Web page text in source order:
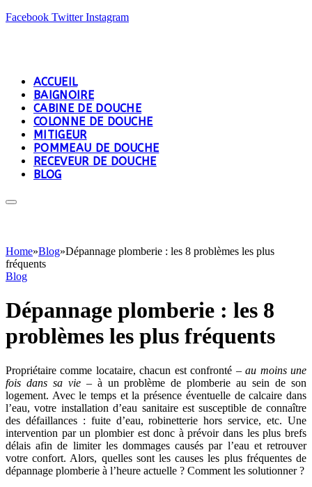
Facebook Twitter Instagram
ACCUEIL
BAIGNOIRE
CABINE DE DOUCHE
COLONNE DE DOUCHE
MITIGEUR
POMMEAU DE DOUCHE
RECEVEUR DE DOUCHE
BLOG
Home»Blog»Dépannage plomberie : les 8 problèmes les plus
fréquents
Blog
Dépannage plomberie : les 8
problèmes les plus fréquents
Propriétaire comme locataire, chacun est confronté – au moins une
fois dans sa vie –à un problème de plomberie au sein de son
logement. Avec le temps et la présence éventuelle de calcaire dans
l’eau, votre installation d’eau sanitaire est susceptible de connaître
des défaillances : fuite d’eau, robinetterie hors service, etc. Une
intervention par un plombier est donc à prévoir dans les plus brefs
délais afin de limiter les dommages causés par l’eau et retrouver
votre confort. Alors, quelles sont les causes les plus fréquentes de
dépannage plomberie à l’heure actuelle ? Comment les solutionner ?